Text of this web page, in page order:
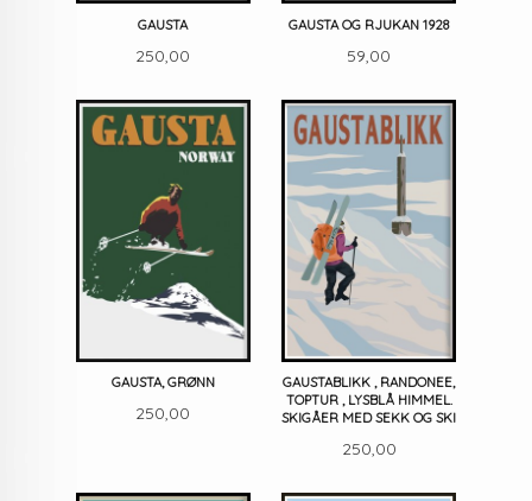
GAUSTA
Pris
250,00
GAUSTA OG RJUKAN 1928
Pris
59,00
GAUSTA, GRØNN
Pris
250,00
GAUSTABLIKK , RANDONEE,
TOPTUR , LYSBLÅ HIMMEL.
SKIGÅER MED SEKK OG SKI
Pris
250,00